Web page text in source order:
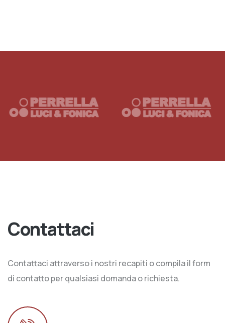
Contattaci
Contattaci attraverso i nostri recapiti o compila il form
di contatto per qualsiasi domanda o richiesta.